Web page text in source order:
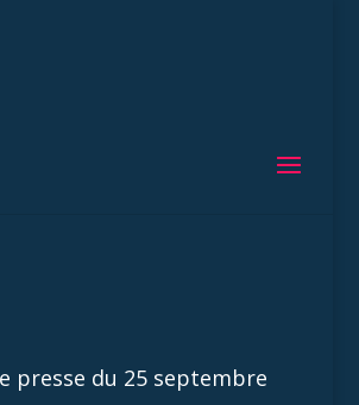
presse du 25 septembre